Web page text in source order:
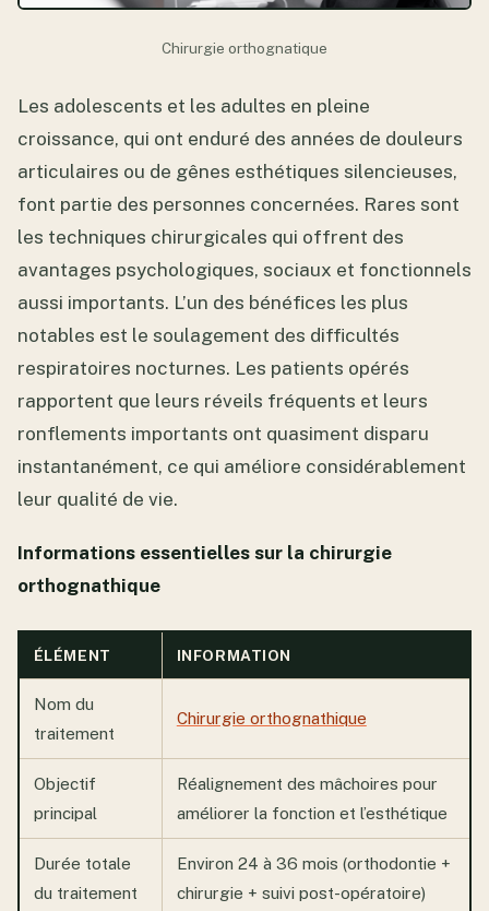
Chirurgie orthognatique
Les adolescents et les adultes en pleine
croissance, qui ont enduré des années de douleurs
articulaires ou de gênes esthétiques silencieuses,
font partie des personnes concernées. Rares sont
les techniques chirurgicales qui offrent des
avantages psychologiques, sociaux et fonctionnels
aussi importants. L’un des bénéfices les plus
notables est le soulagement des difficultés
respiratoires nocturnes. Les patients opérés
rapportent que leurs réveils fréquents et leurs
ronflements importants ont quasiment disparu
instantanément, ce qui améliore considérablement
leur qualité de vie.
Informations essentielles sur la chirurgie
orthognathique
ÉLÉMENT INFORMATION
Nom du
traitement
Chirurgie orthognathique
Objectif
principal
Réalignement des mâchoires pour
améliorer la fonction et l’esthétique
Durée totale
du traitement
Environ 24 à 36 mois (orthodontie +
chirurgie + suivi post-opératoire)